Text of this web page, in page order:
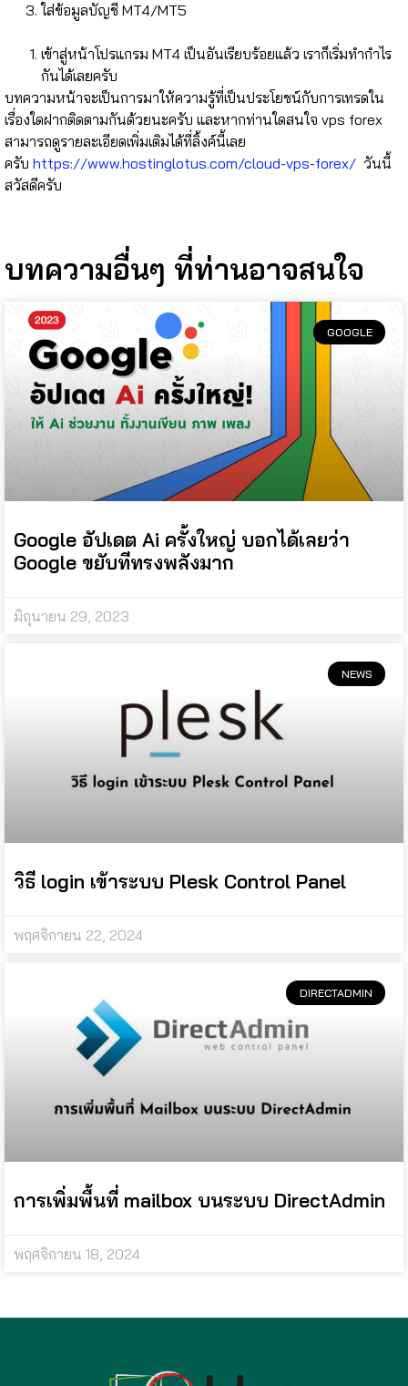
ใส่ข้อมูลบัญชี MT4/MT5
เข้าสู่หน้าโปรแกรม MT4 เป็นอันเรียบร้อยแล้ว เราก็เริ่มทำกำไร
กันได้เลยครับ
บทความหน้าจะเป็นการมาให้ความรู้ที่เป็นประโยชน์กับการเทรดใน
เรื่องใดฝากติดตามกันด้วยนะครับ และหากท่านใดสนใจ vps forex
สามารถดูรายละเอียดเพิ่มเติมได้ที่ลิ้งค์นี้เลย
ครับ https://www.hostinglotus.com/cloud-vps-forex/ วันนี้
สวัสดีครับ
บทความอื่นๆ ที่ท่านอาจสนใจ
GOOGLE
Google อัปเดต Ai ครั้งใหญ่ บอกได้เลยว่า
Google ขยับทีทรงพลังมาก
มิถุนายน 29, 2023
NEWS
วิธี login เข้าระบบ Plesk Control Panel
พฤศจิกายน 22, 2024
DIRECTADMIN
การเพิ่มพื้นที่ mailbox บนระบบ DirectAdmin
พฤศจิกายน 18, 2024